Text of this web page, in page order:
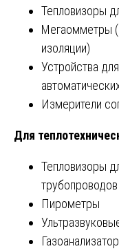
Тепловизоры
Мегаомметры
изоляции)
Устройства
Измерители
Для
Тепловизоры
трубопроводов
Пирометры